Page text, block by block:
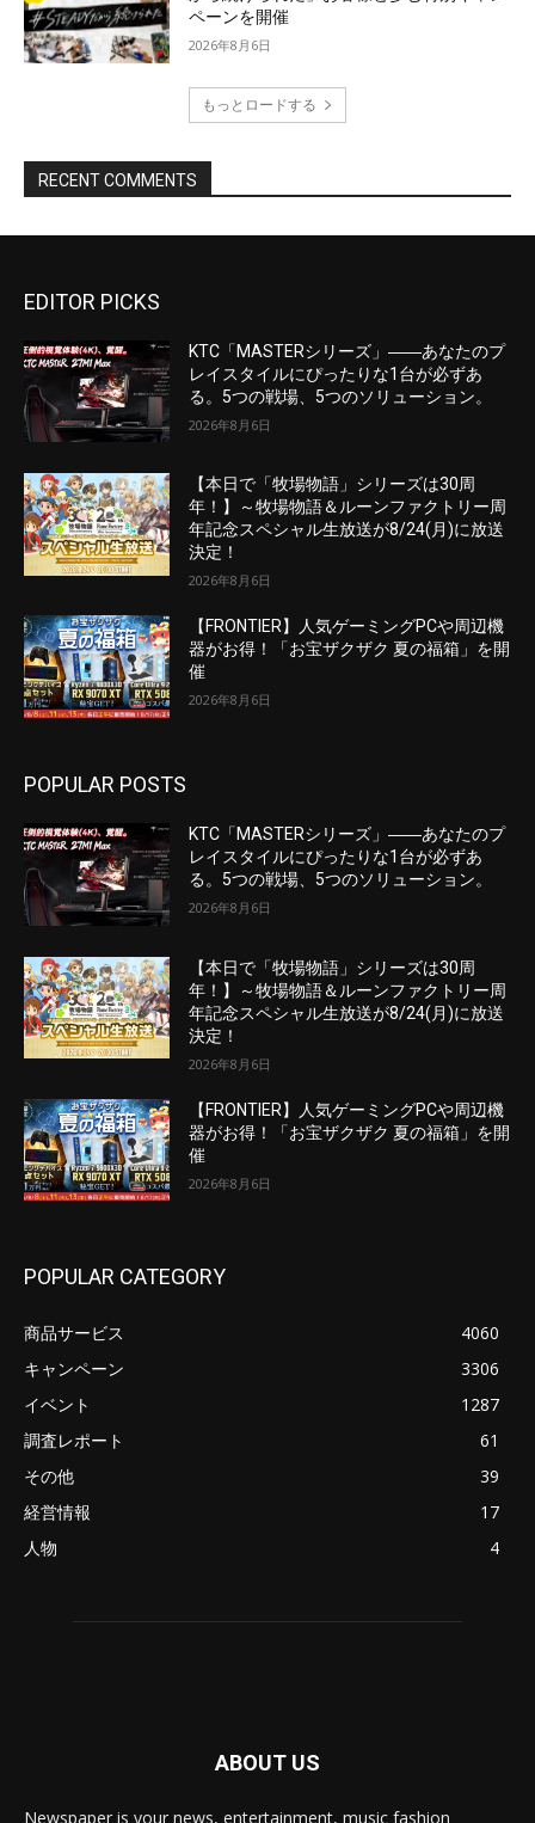
EDITOR PICKS
KTC「MASTERシリーズ」――あなたのプ
レイスタイルにぴったりな1台が必ずあ
る。5つの戦場、5つのソリューション。
2026年8月6日
【本日で「牧場物語」シリーズは30周
年！】～牧場物語＆ルーンファクトリー周
年記念スペシャル生放送が8/24(月)に放送
決定！
2026年8月6日
【FRONTIER】人気ゲーミングPCや周辺機
器がお得！「お宝ザクザク 夏の福箱」を開
催
2026年8月6日
POPULAR POSTS
KTC「MASTERシリーズ」――あなたのプ
レイスタイルにぴったりな1台が必ずあ
る。5つの戦場、5つのソリューション。
2026年8月6日
【本日で「牧場物語」シリーズは30周
年！】～牧場物語＆ルーンファクトリー周
年記念スペシャル生放送が8/24(月)に放送
決定！
2026年8月6日
【FRONTIER】人気ゲーミングPCや周辺機
器がお得！「お宝ザクザク 夏の福箱」を開
催
2026年8月6日
POPULAR CATEGORY
商品サービス
4060
キャンペーン
3306
イベント
1287
調査レポート
61
その他
39
経営情報
17
人物
4
ABOUT US
Newspaper is your news, entertainment, music fashion